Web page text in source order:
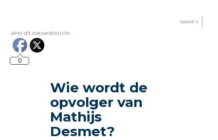
beeld: t
deel dit nieuwsbericht:
0
Wie wordt de
opvolger van
Mathijs
Desmet?